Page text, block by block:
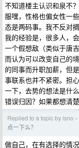
不知道楼主认识和泉不
服嘿，性格也偏女性一
态是两码事。我不反对
我的经验是，很多人，
一个假想敌（类似于唐
而认为可以改变自己的
的同事而升职加薪，但
事联系也并不紧密。担
一下，去势的想法是什
错误归因？如果都想清
Replied to a topic by isno ›
点一下么？
做自己，在有选择的情